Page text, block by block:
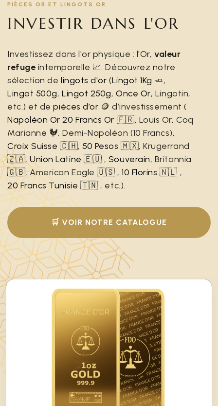
PIÈCES OR ET LINGOTS OR
INVESTIR DANS L'OR
Investissez dans l'or physique : l'Or,valeur
refuge intemporelle 📈. Découvrez notre
sélection delingots d'or (Lingot 1Kg 🧈,
Lingot 500g,Lingot 250g,Once Or, Lingotin,
etc.) et depièces d’or 🪙 d’investissement (
Napoléon Or 20 Francs Or 🇫🇷, Louis Or, Coq
Marianne 🐓, Demi-Napoléon (10 Francs),
Croix Suisse 🇨🇭,50 Pesos 🇲🇽, Krugerrand
🇿🇦,Union Latine 🇪🇺 , Souverain, Britannia
🇬🇧, American Eagle 🇺🇸 , 10 Florins 🇳🇱 ,
20 Francs Tunisie 🇹🇳 , etc.).
🛒 VOIR NOTRE CATALOGUE